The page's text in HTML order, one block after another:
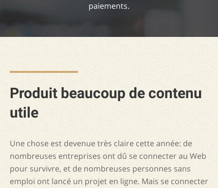
paiements.
Produit beaucoup de contenu
utile
Une chose est devenue très claire cette année: de
nombreuses entreprises ont dû se connecter au Web
pour survivre, et de nombreuses personnes sans
emploi ont lancé un projet en ligne. Mais se connecter